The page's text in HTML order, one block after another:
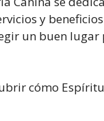
y
un buen
cómo